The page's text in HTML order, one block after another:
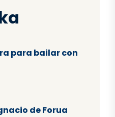
para bailar con
de Forua